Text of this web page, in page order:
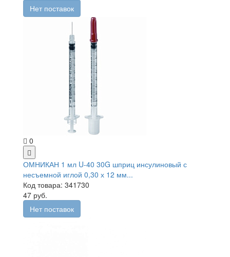
Нет поставок
0
ОМНИКАН 1 мл U-40 30G шприц инсулиновый с
несъемной иглой 0,30 х 12 мм...
Код товара: 341730
47 руб.
Нет поставок